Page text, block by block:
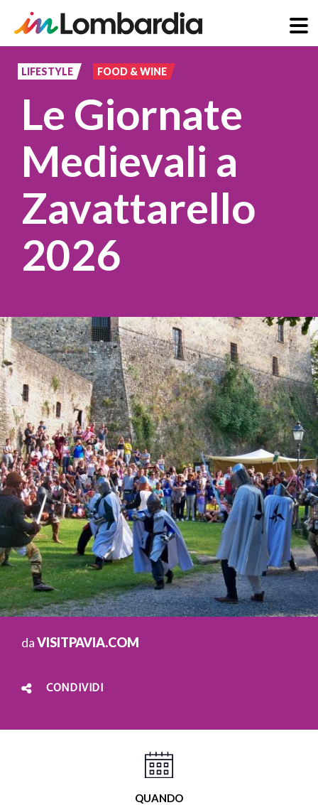
principale
LIFESTYLE FOOD & WINE
Le Giornate
Medievali a
Zavattarello
2026
daVISITPAVIA.COM
CONDIVIDI
QUANDO